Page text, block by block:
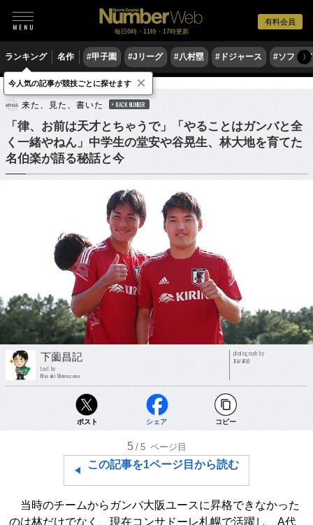
有料会員
毎日6時・11時・17時更新
ランキング 名作 #甲子園 #Jリーグ #八村塁 #ドジャース #ソフト〉
サッカー Jリーグ
来た、見た、書いた BACK NUMBER
「律、お前は天才とちゃうで」「やることはガンバと全
く一緒やねん」中学生の堂安や谷晃生、林大地を育てた
名伯楽が語る秘話と今
下薗昌記
text by
Masaki Shimozono
photograph by
JFA/AFLO
ポスト シェア コピー
5 /5 ページ目
この記事を1ページ目から読む
当時のチームからガンバ大阪ユースに昇格できなかった
のは林だけでなく、現在コンサドーレ札幌で活躍し、A代
今人気の記事が競技ごとに探せます ×